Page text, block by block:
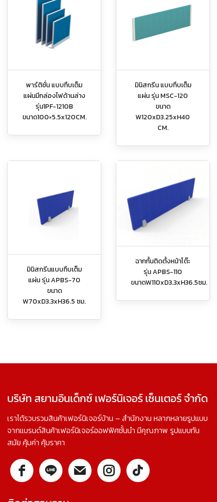
พาร์ติชั่น แบบทึบเต็ม
แผ่นมีกล่องไฟด้านล่าง
รุ่น1PF-1210B
ขนาด100×5.5x120CM.
มินิสกรีน แบบทึบเต็ม
แผ่น รุ่น MSC-120
ขนาด
W120xD3.25xH40
CM.
มินิสกรีนแบบทึบเต็ม
แผ่น รุ่น APBS-70
ขนาด
W70xD3.3xH36.5 ซม.
ฉากกั้นติดตั้งหน้าโต๊ะ
รุ่น APBS-110
ขนาดW110xD3.3xH36.5ซม.
บริษัท สยามอินเด็กซ์ เฟอร์นิเจอร์ เซ็นเตอร์ จำกัด
เราได้รวบรวมสินค้าเฟอร์นิเจอร์บ้าน – สำนักงาน หลากหลายรูปแบบ
จากแบรนด์สินค้าเฟอร์นิเจอร์ออฟฟิศชั้นนำ มีคุณภาพ รูปแบบทัน
สมัย คุ้มค่า คุ้มราคา